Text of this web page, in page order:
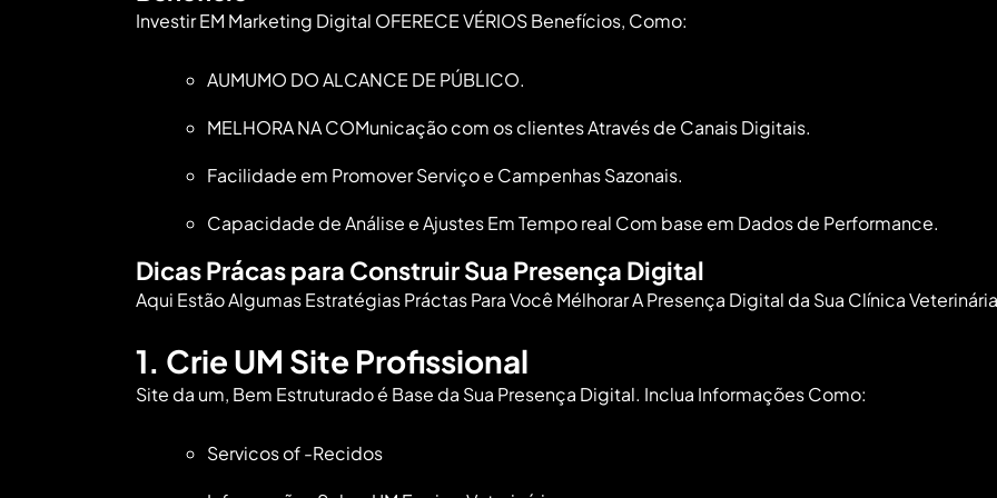
Investir EM Marketing Digital OFERECE VÉRIOS ​Benefícios, Como:
AUMUMO DO ALCANCE DE PÚBLICO.
MELHORA NA COMunicação com os clientes Através de Canais⁣ Digitais.
Facilidade​ em Promover Serviço e Campenhas Sazonais.
Capacidade ⁣de Análise e ​Ajustes Em Tempo real Com base em Dados de Performance.
Dicas‍ Prácas para Construir Sua Presença ⁤Digital
Aqui Estão Algumas Estratégias Práctas Para Você Mélhorar A Presença⁣ Digital ‍da Sua Clínica
1. Crie UM‌ Site Profissional
Site da um, Bem Estruturado é Base da Sua Presença ​Digital. Inclua Informações ​Como:
Servicos of -Recidos